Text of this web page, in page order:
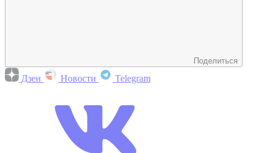
Поделиться
Дзен Новости Telegram